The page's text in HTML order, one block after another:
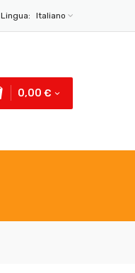
Lingua: Italiano
0,00 €